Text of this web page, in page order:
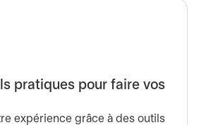
pratiques pour faire vos
expérience grâce à des outils